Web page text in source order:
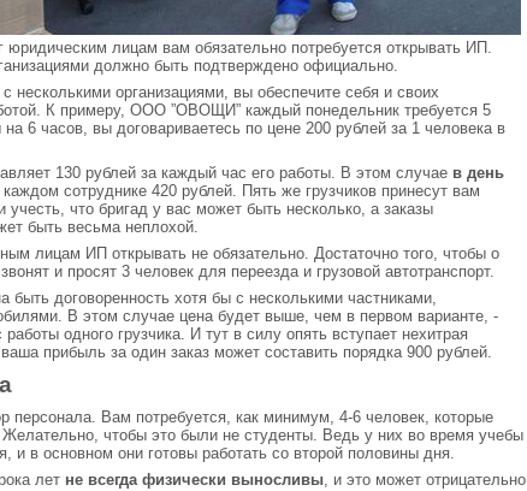
юридическим лицам вам обязательно потребуется открывать ИП.
должно быть подтверждено официально.
несколькими организациями, вы обеспечите себя и своих
К примеру, ООО ”ОВОЩИ” каждый понедельник требуется 5
6 часов, вы договариваетесь по цене 200 рублей за 1 человека в
130 рублей за каждый час его работы. В этом случае в день
каждом сотруднике 420 рублей. Пять же грузчиков принесут вам
что бригад у вас может быть несколько, а заказы
быть весьма неплохой.
лицам ИП открывать не обязательно. Достаточно того, чтобы о
и просят 3 человек для переезда и грузовой автотранспорт.
быть договоренность хотя бы с несколькими частниками,
В этом случае цена будет выше, чем в первом варианте, -
одного грузчика. И тут в силу опять вступает нехитрая
прибыль за один заказ может составить порядка 900 рублей.
Вам потребуется, как минимум, 4-6 человек, которые
Желательно, чтобы это были не студенты. Ведь у них во время учебы
и в основном они готовы работать со второй половины дня.
лет не всегда физически выносливы, и это может отрицательно